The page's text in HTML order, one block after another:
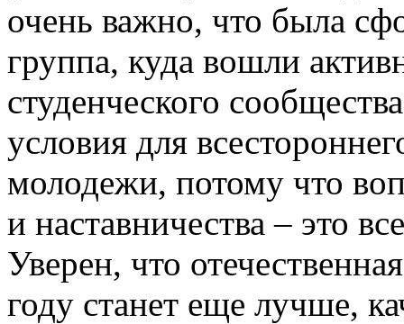
очень важно, что была
группа, куда вошли
студенческого
условия для
молодежи, потому что
и наставничества – это
Уверен, что
году станет еще лучше,